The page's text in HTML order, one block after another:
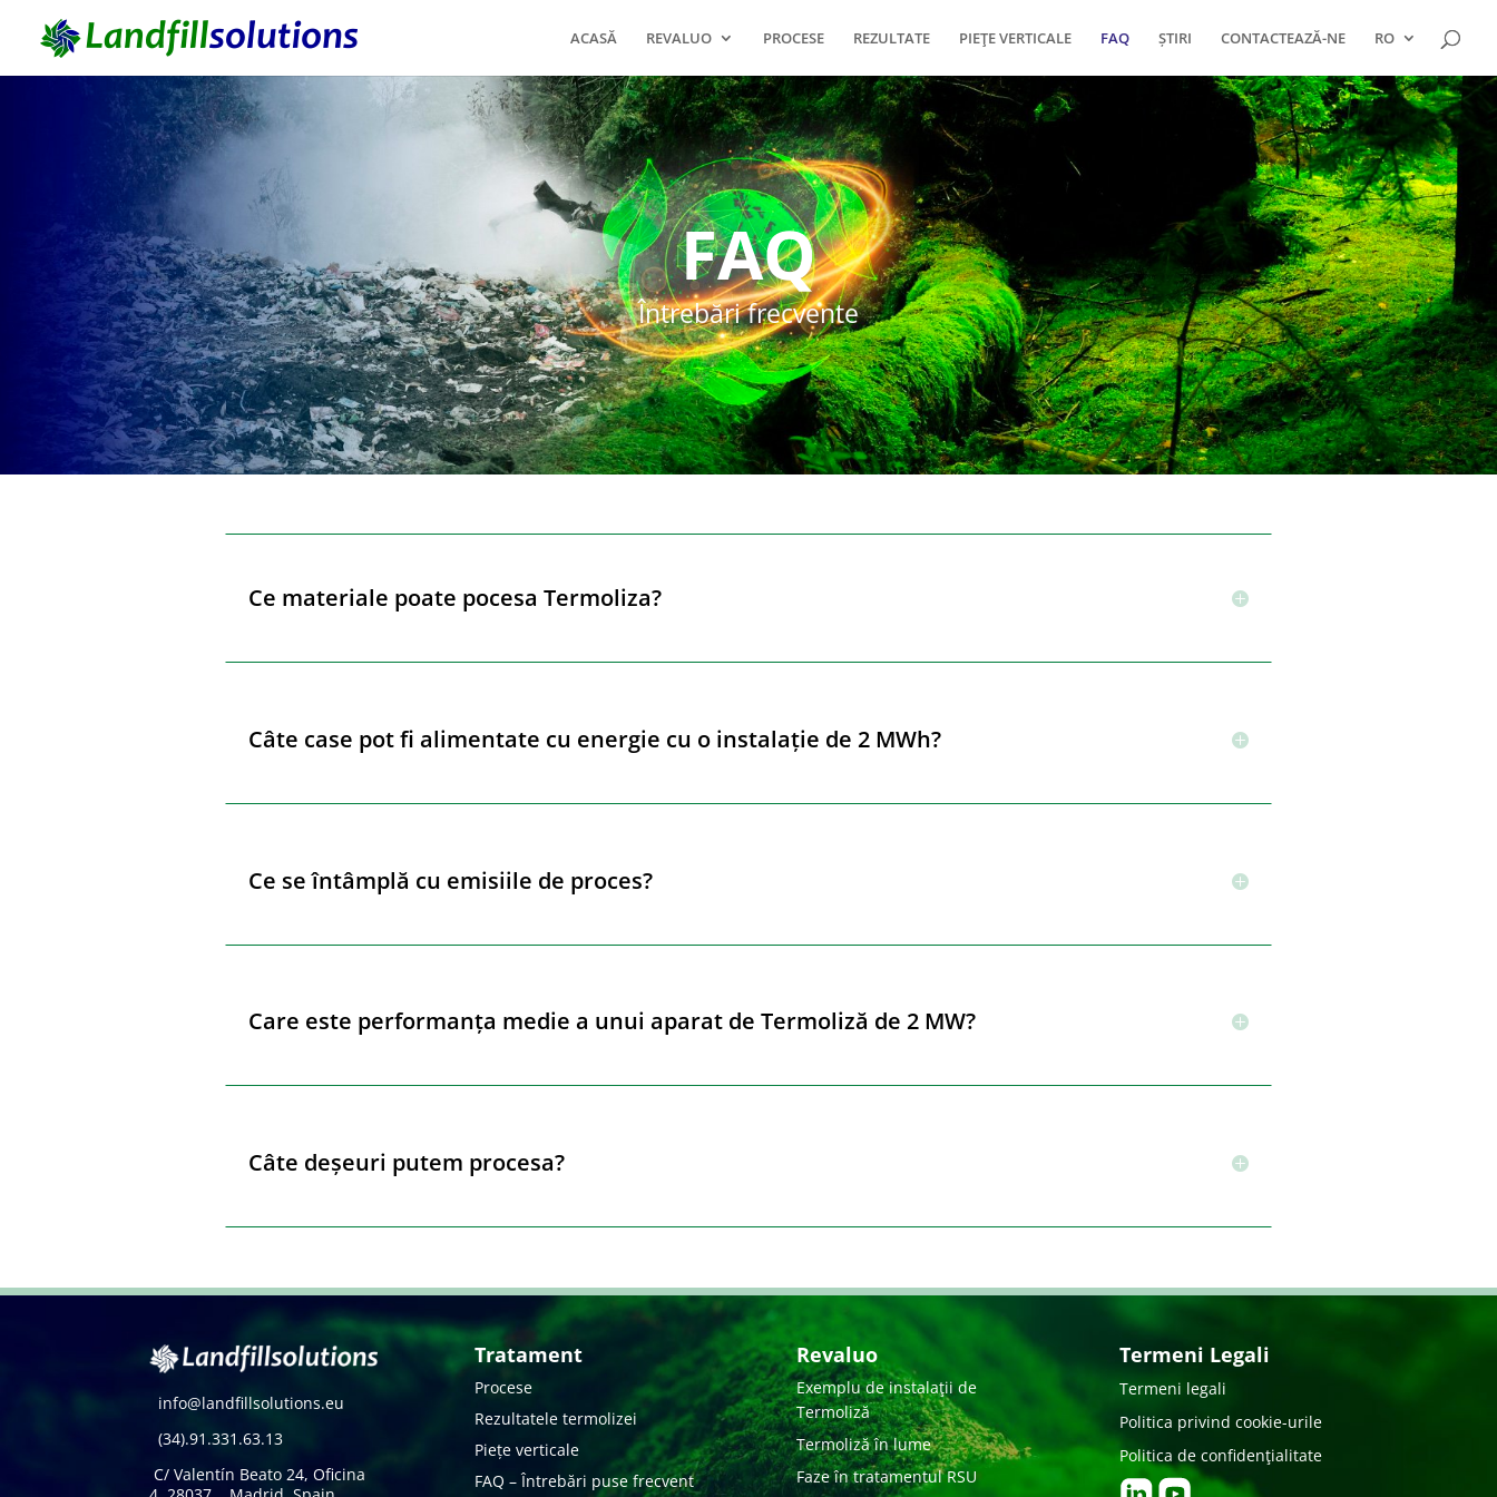
ACASĂ REVALUO PROCESE REZULTATE PIEŢE VERTICALE FAQ ȘTIRI CONTACTEAZĂ-NE RO
FAQ
Întrebări frecvente
Ce materiale poate pocesa Termoliza?
Câte case pot fi alimentate cu energie cu o instalație de 2 MWh?
Ce se întâmplă cu emisiile de proces?
Care este performanța medie a unui aparat de Termoliză de 2 MW?
Câte deșeuri putem procesa?
info@landfillsolutions.eu
(34).91.331.63.13
C/ Valentín Beato 24, Oficina
Tratament
Procese
Rezultatele termolizei
Piețe verticale
FAQ – Întrebări puse frecvent
Revaluo
Exemplu de instalaţii de
Termoliză
Termoliză în lume
Faze în tratamentul RSU
Termeni Legali
Termeni legali
Politica privind cookie-urile
Politica de confidenţialitate